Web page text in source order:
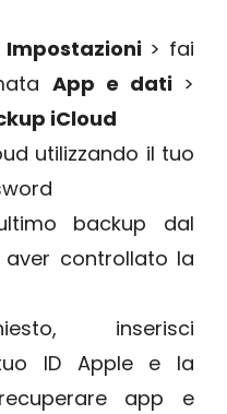
Impostazioni > fai
App e dati >
iCloud
utilizzando il tuo
backup dal
controllato la
inserisci
ID Apple e la
app e